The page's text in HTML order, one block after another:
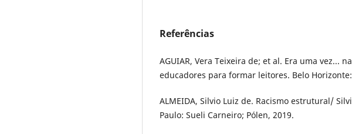
Referências
AGUIAR, Vera Teixeira de; et al. Era uma vez...
educadores para formar leitores. Belo
ALMEIDA, Silvio Luiz de. Racismo estrutural/
Paulo: Sueli Carneiro; Pólen, 2019.